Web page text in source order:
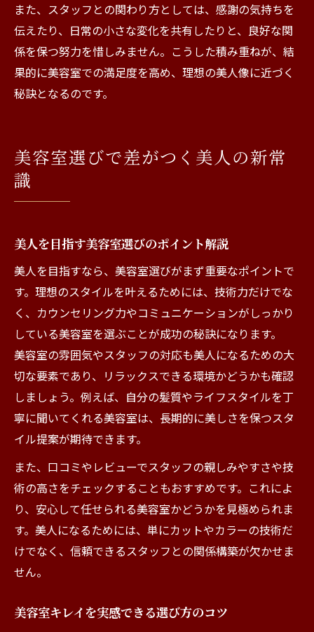
また、スタッフとの関わり方としては、感謝の気持ちを
伝えたり、日常の小さな変化を共有したりと、良好な関
係を保つ努力を惜しみません。こうした積み重ねが、結
果的に美容室での満足度を高め、理想の美人像に近づく
秘訣となるのです。
美容室選びで差がつく美人の新常
識
美人を目指す美容室選びのポイント解説
美人を目指すなら、美容室選びがまず重要なポイントで
す。理想のスタイルを叶えるためには、技術力だけでな
く、カウンセリング力やコミュニケーションがしっかり
している美容室を選ぶことが成功の秘訣になります。
美容室の雰囲気やスタッフの対応も美人になるための大
切な要素であり、リラックスできる環境かどうかも確認
しましょう。例えば、自分の髪質やライフスタイルを丁
寧に聞いてくれる美容室は、長期的に美しさを保つスタ
イル提案が期待できます。
また、口コミやレビューでスタッフの親しみやすさや技
術の高さをチェックすることもおすすめです。これによ
り、安心して任せられる美容室かどうかを見極められま
す。美人になるためには、単にカットやカラーの技術だ
けでなく、信頼できるスタッフとの関係構築が欠かせま
せん。
美容室キレイを実感できる選び方のコツ